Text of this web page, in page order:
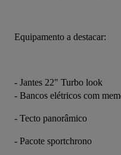
Equipamento a destacar:
- Jantes 22" Turbo look
- Bancos elétricos com
- Tecto panorâmico
- Pacote sportchrono